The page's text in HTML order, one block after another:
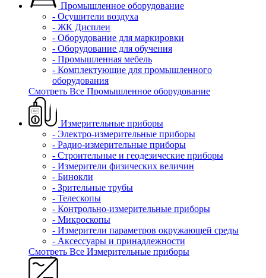
Промышленное оборудование
- Осушители воздуха
- ЖК Дисплеи
- Оборудование для маркировки
- Оборудование для обучения
- Промышленная мебель
- Комплектующие для промышленного
оборудования
Смотреть Все Промышленное оборудование
Измерительные приборы
- Электро-измерительные приборы
- Радио-измерительные приборы
- Строительные и геодезические приборы
- Измерители физических величин
- Бинокли
- Зрительные трубы
- Телескопы
- Контрольно-измерительные приборы
- Микроскопы
- Измерители параметров окружающей среды
- Аксессуары и принадлежности
Смотреть Все Измерительные приборы